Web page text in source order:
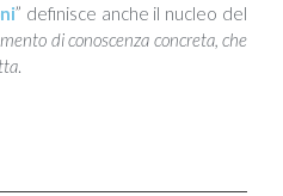
” definisce anche il nucleo del
di conoscenza concreta, che
.